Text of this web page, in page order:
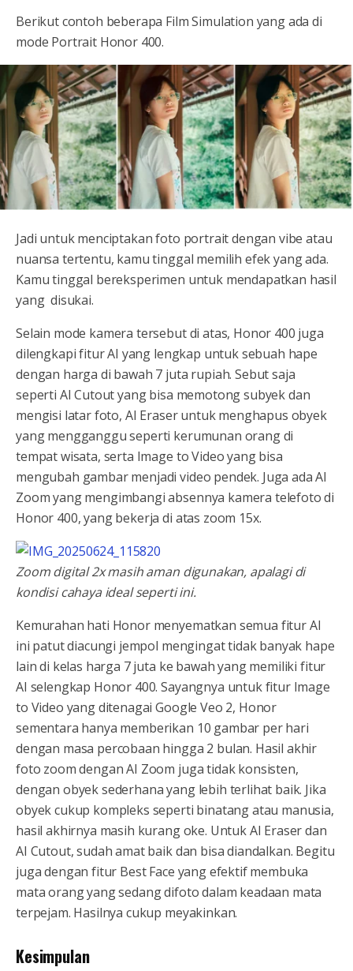
Berikut contoh beberapa Film Simulation yang ada di
mode Portrait Honor 400.
Jadi untuk menciptakan foto portrait dengan vibe atau
nuansa tertentu, kamu tinggal memilih efek yang ada.
Kamu tinggal bereksperimen untuk mendapatkan hasil
yang disukai.
Selain mode kamera tersebut di atas, Honor 400 juga
dilengkapi fitur AI yang lengkap untuk sebuah hape
dengan harga di bawah 7 juta rupiah. Sebut saja
seperti AI Cutout yang bisa memotong subyek dan
mengisi latar foto, AI Eraser untuk menghapus obyek
yang mengganggu seperti kerumunan orang di
tempat wisata, serta Image to Video yang bisa
mengubah gambar menjadi video pendek. Juga ada AI
Zoom yang mengimbangi absennya kamera telefoto di
Honor 400, yang bekerja di atas zoom 15x.
Zoom digital 2x masih aman digunakan, apalagi di
kondisi cahaya ideal seperti ini.
Kemurahan hati Honor menyematkan semua fitur AI
ini patut diacungi jempol mengingat tidak banyak hape
lain di kelas harga 7 juta ke bawah yang memiliki fitur
AI selengkap Honor 400. Sayangnya untuk fitur Image
to Video yang ditenagai Google Veo 2, Honor
sementara hanya memberikan 10 gambar per hari
dengan masa percobaan hingga 2 bulan. Hasil akhir
foto zoom dengan AI Zoom juga tidak konsisten,
dengan obyek sederhana yang lebih terlihat baik. Jika
obyek cukup kompleks seperti binatang atau manusia,
hasil akhirnya masih kurang oke. Untuk AI Eraser dan
AI Cutout, sudah amat baik dan bisa diandalkan. Begitu
juga dengan fitur Best Face yang efektif membuka
mata orang yang sedang difoto dalam keadaan mata
terpejam. Hasilnya cukup meyakinkan.
Kesimpulan